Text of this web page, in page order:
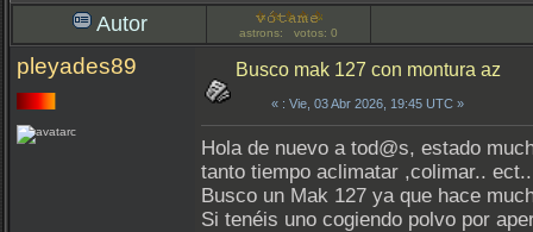
Autor astrons: votos: 0
pleyades89 Busco mak 127 con montura az
« : Vie, 03 Abr 2026, 19:45 UTC »
Hola de nuevo a tod@s, estado
tanto tiempo aclimatar ,colimar..
Busco un Mak 127 ya que hace
Si tenéis uno cogiendo polvo por